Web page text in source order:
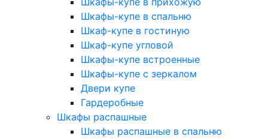
Шкафы-купе в спальню
Шкаф-купе в гостиную
Шкаф-купе угловой
Шкафы-купе встроенные
Шкафы-купе с зеркалом
Двери купе
Гардеробные
Шкафы распашные
Шкафы распашные в спальню